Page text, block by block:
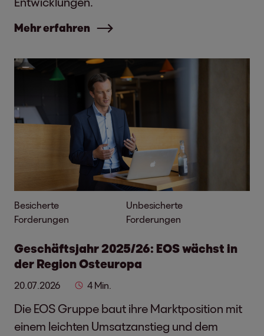
Mehr erfahren
Besicherte
Forderungen
Unbesicherte
Forderungen
Geschäftsjahr 2025/26: EOS wächst in
der Region Osteuropa
20.07.2026 4 Min.
Die EOS Gruppe baut ihre Marktposition mit
einem leichten Umsatzanstieg und dem